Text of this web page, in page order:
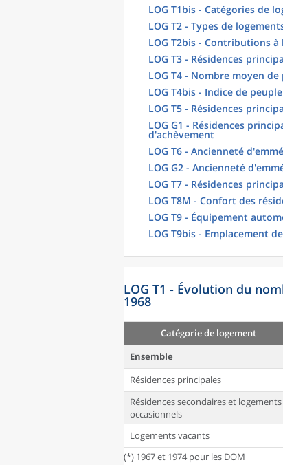
LOG T1bis - Catégories de
LOG T2 - Types de
LOG T2bis - Contributions
LOG T3 - Résidences
LOG T4 - Nombre moyen
LOG T4bis - Indice de
LOG T5 - Résidences
LOG G1 - Résidences
d'achèvement
LOG T6 - Ancienneté
LOG G2 - Ancienneté
LOG T7 - Résidences
LOG T8M - Confort des
LOG T9 - Équipement
LOG T9bis - Emplacement
LOG T1 - Évolution du
1968
Catégorie de logement
Ensemble
Résidences principales
Résidences secondaires et logements
occasionnels
Logements vacants
(*) 1967 et 1974 pour les DOM